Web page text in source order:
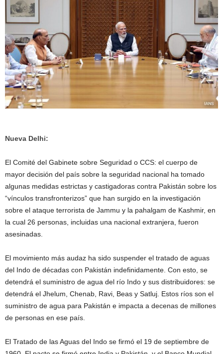
Nueva Delhi:
El Comité del Gabinete sobre Seguridad o CCS: el cuerpo de
mayor decisión del país sobre la seguridad nacional ha tomado
algunas medidas estrictas y castigadoras contra Pakistán sobre los
“vínculos transfronterizos” que han surgido en la investigación
sobre el ataque terrorista de Jammu y la pahalgam de Kashmir, en
la cual 26 personas, incluidas una nacional extranjera, fueron
asesinadas.
El movimiento más audaz ha sido suspender el tratado de aguas
del Indo de décadas con Pakistán indefinidamente. Con esto, se
detendrá el suministro de agua del río Indo y sus distribuidores: se
detendrá el Jhelum, Chenab, Ravi, Beas y Satluj. Estos ríos son el
suministro de agua para Pakistán e impacta a decenas de millones
de personas en ese país.
El Tratado de las Aguas del Indo se firmó el 19 de septiembre de